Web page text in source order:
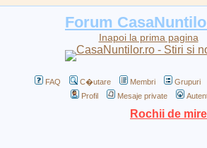
Forum
Inapoi la prima pagina
FAQ C�utare Membri Grupuri
Profil
Mesaje private
Rochii de